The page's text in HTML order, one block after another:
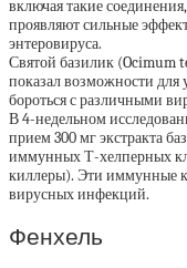
включая такие
проявляют сильные
энтеровируса.
Святой базилик (Ocimum
показал возможности
бороться с различными
В 4-недельном
прием 300 мг экстракта
иммунных Т-хелперных
киллеры). Эти иммунные
вирусных инфекций.
Фенхель